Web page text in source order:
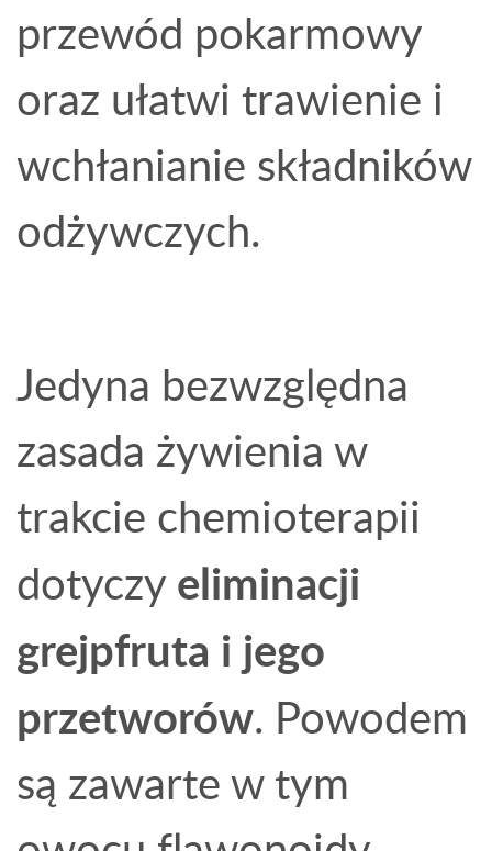
przewód pokarmowy
oraz ułatwi trawienie i
wchłanianie składników
odżywczych.
Jedyna bezwzględna
zasada żywienia w
trakcie chemioterapii
dotyczy eliminacji
grejpfruta i jego
przetworów. Powodem
są zawarte w tym